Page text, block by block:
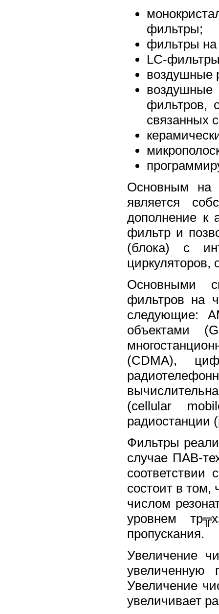
фильтры;
фильтры на
LC-
воздушные
фильтров,
связанных
Основным на
является
дополнение к
фильтр и
(блока) с
циркуляторов,
Основными
фильтров на
следующие:
объектами
(CDMA),
(cellular
радиостанции
Фильтры
случае ПАВ-
соответствии
состоит в
числом
уровнем
пропускания.
Увеличение
увеличенную
Увеличение
увеличивает